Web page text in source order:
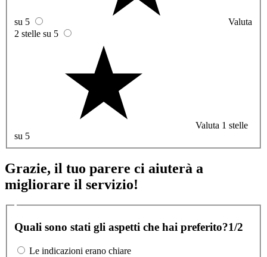
su 5
Valuta
2 stelle su 5
Valuta 1 stelle
su 5
Grazie, il tuo parere ci aiuterà a
migliorare il servizio!
Quali sono stati gli aspetti che hai preferito?1/2
Le indicazioni erano chiare